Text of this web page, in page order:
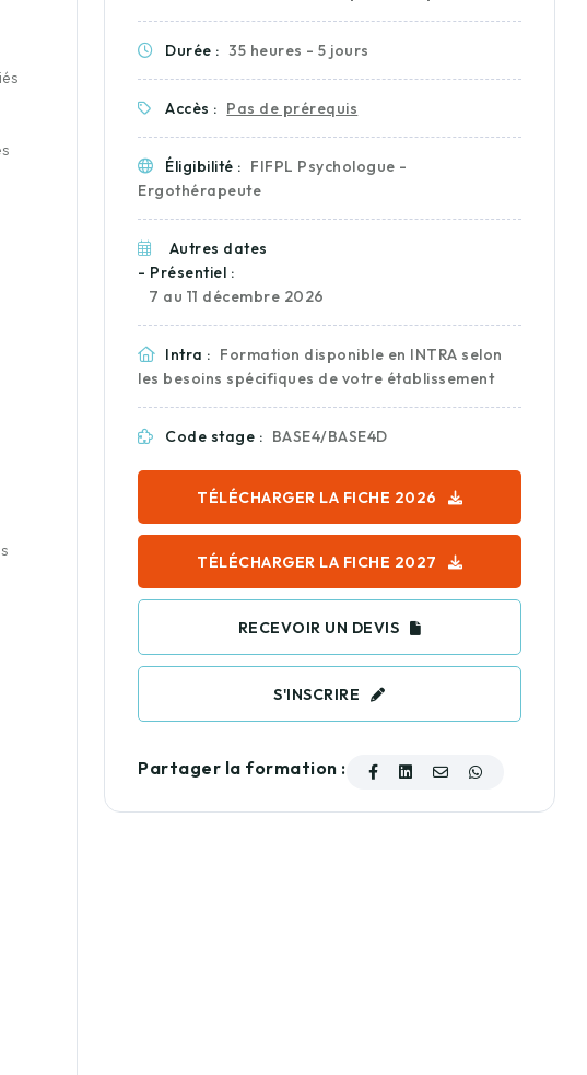
Durée : 35 heures - 5 jours
Accès : Pas de prérequis
Éligibilité : FIFPL Psychologue -
Ergothérapeute
Autres dates
- Présentiel :
7 au 11 décembre 2026
Intra : Formation disponible en INTRA selon
les besoins spécifiques de votre établissement
Code stage : BASE4/BASE4D
TÉLÉCHARGER LA FICHE 2026
TÉLÉCHARGER LA FICHE 2027
RECEVOIR UN DEVIS
S'INSCRIRE
Partager la formation :